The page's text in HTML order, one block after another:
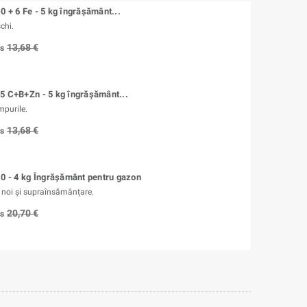
+ 6 Fe - 5 kg îngrășământ...
13,68 €
C+B+Zn - 5 kg îngrășământ...
13,68 €
- 4 kg Îngrășământ pentru gazon
și supraînsămânțare.
20,70 €